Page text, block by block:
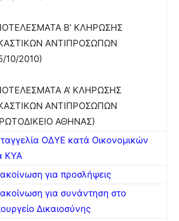
Β’ ΚΛΗΡΩΣΗΣ
ΑΝΤΙΠΡΟΣΩΠΩΝ
10/2010)
Α’ ΚΛΗΡΩΣΗΣ
ΑΝΤΙΠΡΟΣΩΠΩΝ
ΑΘΗΝΑΣ)
ΟΔΥΕ κατά Οικονομικών
ΚΥΑ
για προσλήψεις
για συνάντηση στο
Δικαιοσύνης